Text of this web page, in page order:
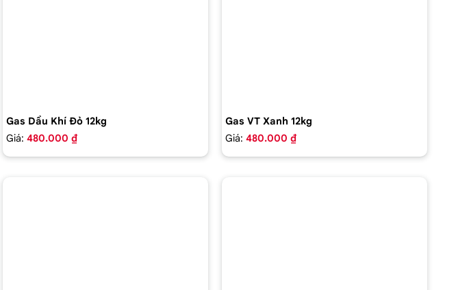
Gas Dầu Khí Đỏ 12kg
Giá: 480.000 ₫
Gas VT Xanh 12kg
Giá: 480.000 ₫